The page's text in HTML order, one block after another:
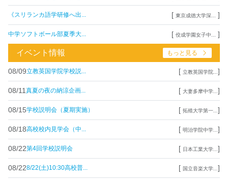
《スリランカ語学研修へ出... [ 東京成徳大学深... ]
中学ソフトボール部夏季大... [ 佼成学園女子中... ]
イベント情報 もっと見る
08/09立教英国学院学校説... [ 立教英国学院... ]
08/11 真夏の夜の納涼企画... [ 大妻多摩中学... ]
08/15学校説明会（夏期実施） [ 拓殖大学第一... ]
08/18高校校内見学会（中... [ 明治学院中学... ]
08/22第4回学校説明会 [ 日本工業大学... ]
08/228/22(土)10:30高校普... [ 国立音楽大学... ]